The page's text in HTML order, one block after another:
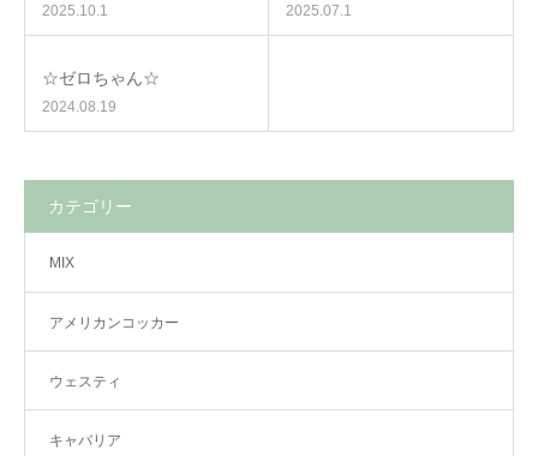
2025.10.1 2025.07.1
☆ゼロちゃん☆
2024.08.19
カテゴリー
MIX
アメリカンコッカー
ウェスティ
キャバリア